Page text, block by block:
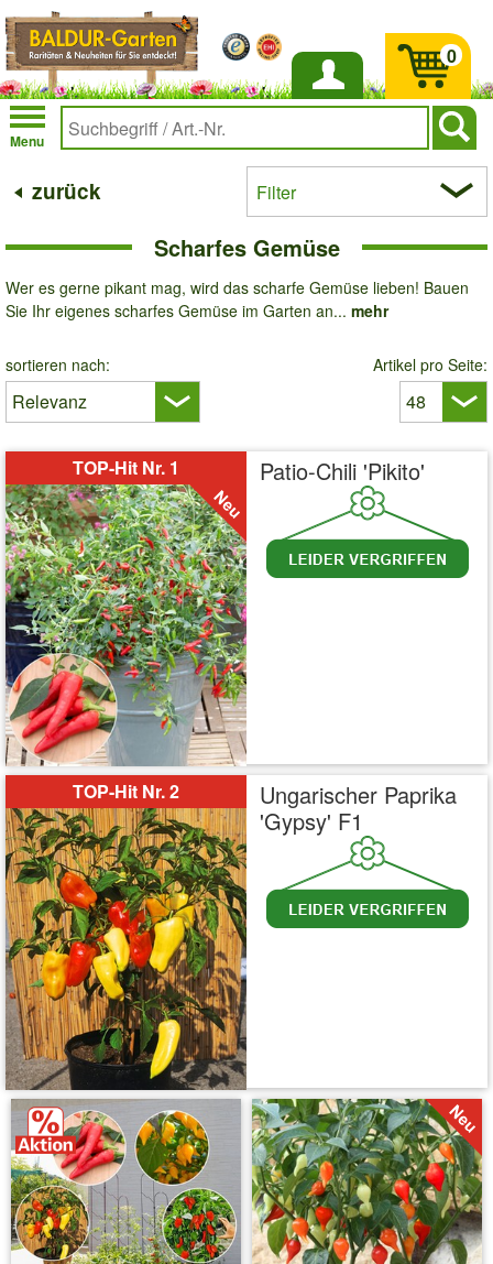
Anmelden
Menu
0
zurück Filter
Scharfes Gemüse
Wer es gerne pikant mag, wird das scharfe Gemüse lieben! Bauen
Sie Ihr eigenes scharfes Gemüse im Garten an... mehr
sortieren nach: Artikel pro Seite:
TOP-Hit Nr. 1 Patio-Chili 'Pikito'
TOP-Hit Nr. 2
Ungarischer Paprika
'Gypsy' F1